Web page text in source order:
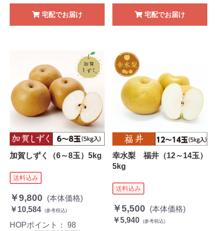
宅配でお届け 宅配でお届け
加賀しずく（6～8玉）5kg
送料込み
￥9,800
(本体価格)
￥10,584
(参考税込)
HOPポイント： 98
幸水梨 福井（12～14玉）
5kg
送料込み
￥5,500
(本体価格)
￥5,940
(参考税込)